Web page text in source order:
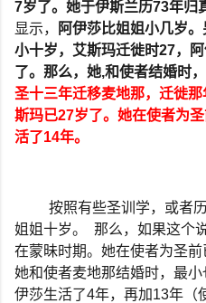
7岁了。她于伊斯兰历73年归
显示，
阿伊莎比姐姐小几岁
小十岁，艾斯玛迁徙时27，
了。那么，她,和使者结婚时
圣十三年迁移麦地那，迁徙
斯玛已27岁了。她在使者为
活了14年。
按照有些圣训学，或者
姐姐十岁。
那么，如果这个
在蒙昧时期。她在使者为圣前
她和使者麦地那结婚时，最小
伊莎生活了4年，再加13年（